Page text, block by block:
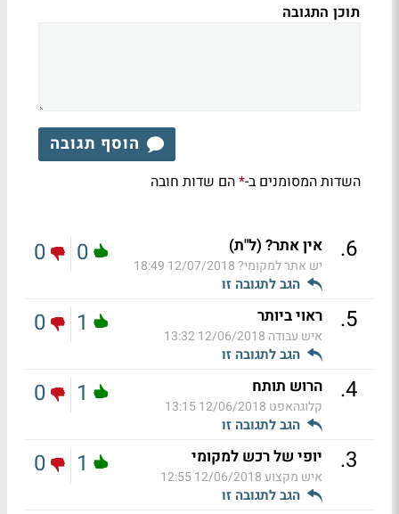
תוכן התגובה
הוסף תגובה
השדות המסומנים ב-*הם שדות חובה
6
. אין אתר? (ל"ת)
יש אתר למקומי?12/07/2018 18:49
הגב לתגובה זו
0
0
5
. ראוי ביותר
איש עבודה 12/06/2018 13:32
הגב לתגובה זו
1
0
4
. הרוש תותח
קלוגהאפט 12/06/2018 13:15
הגב לתגובה זו
1
0
3
. יופי של רכש למקומי
איש מקצוע12/06/2018 12:55
הגב לתגובה זו
1
0